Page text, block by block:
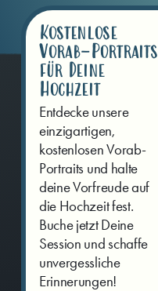
Kostenlose
Vorab-Portraits
für Deine
Hochzeit
Entdecke unsere
einzigartigen,
kostenlosen Vorab-
Portraits und halte
deine Vorfreude auf
die Hochzeit fest.
Buche jetzt Deine
Session und schaffe
unvergessliche
Erinnerungen!